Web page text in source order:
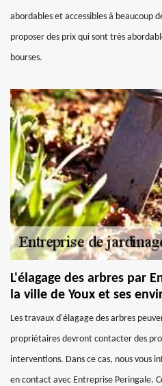
abordables et accessibles à beaucoup
proposer des prix qui sont très
bourses.
L'élagage des arbres par
la ville de Youx et ses
Les travaux d'élagage des arbres
propriétaires devront contacter des
interventions. Dans ce cas, nous vous
en contact avec Entreprise Peringale.